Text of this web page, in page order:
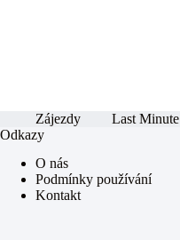
Zájezdy Last Minute
Odkazy
O nás
Podmínky používání
Kontakt